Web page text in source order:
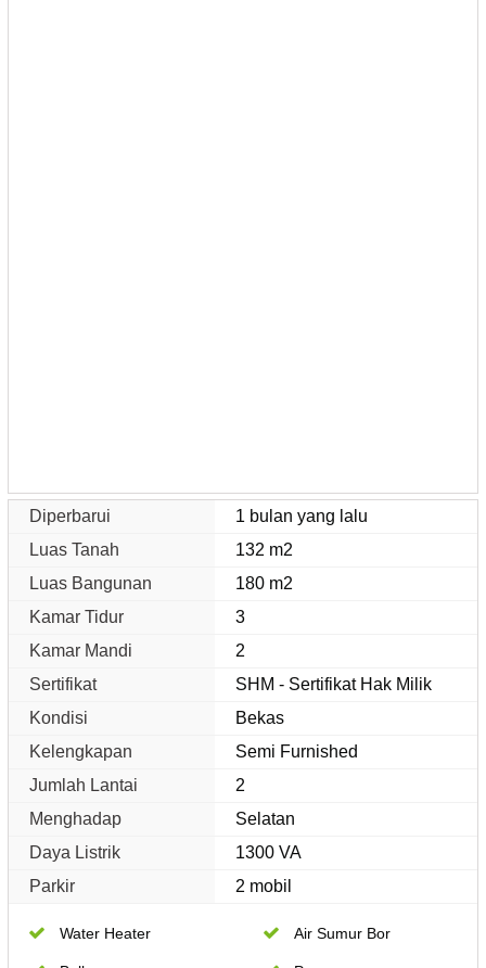
Diperbarui
1 bulan yang lalu
Luas Tanah
132 m2
Luas Bangunan
180 m2
Kamar Tidur
3
Kamar Mandi
2
Sertifikat
SHM - Sertifikat Hak Milik
Kondisi
Bekas
Kelengkapan
Semi Furnished
Jumlah Lantai
2
Menghadap
Selatan
Daya Listrik
1300 VA
Parkir
2 mobil
Water Heater Air Sumur Bor